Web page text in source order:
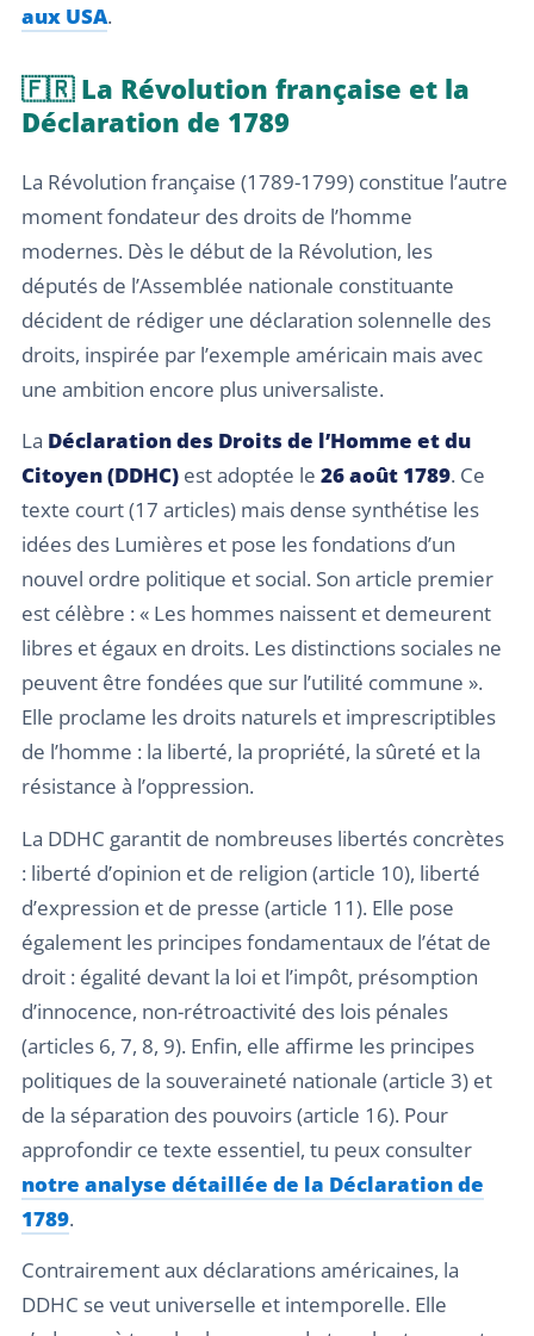
aux USA.
🇫🇷 La Révolution française et la
Déclaration de 1789
La Révolution française (1789-1799) constitue l’autre
moment fondateur des droits de l’homme
modernes. Dès le début de la Révolution, les
députés de l’Assemblée nationale constituante
décident de rédiger une déclaration solennelle des
droits, inspirée par l’exemple américain mais avec
une ambition encore plus universaliste.
La Déclaration des Droits de l’Homme et du
Citoyen (DDHC) est adoptée le 26 août 1789. Ce
texte court (17 articles) mais dense synthétise les
idées des Lumières et pose les fondations d’un
nouvel ordre politique et social. Son article premier
est célèbre : « Les hommes naissent et demeurent
libres et égaux en droits. Les distinctions sociales ne
peuvent être fondées que sur l’utilité commune ».
Elle proclame les droits naturels et imprescriptibles
de l’homme : la liberté, la propriété, la sûreté et la
résistance à l’oppression.
La DDHC garantit de nombreuses libertés concrètes
: liberté d’opinion et de religion (article 10), liberté
d’expression et de presse (article 11). Elle pose
également les principes fondamentaux de l’état de
droit : égalité devant la loi et l’impôt, présomption
d’innocence, non-rétroactivité des lois pénales
(articles 6, 7, 8, 9). Enfin, elle affirme les principes
politiques de la souveraineté nationale (article 3) et
de la séparation des pouvoirs (article 16). Pour
approfondir ce texte essentiel, tu peux consulter
notre analyse détaillée de la Déclaration de
1789.
Contrairement aux déclarations américaines, la
DDHC se veut universelle et intemporelle. Elle